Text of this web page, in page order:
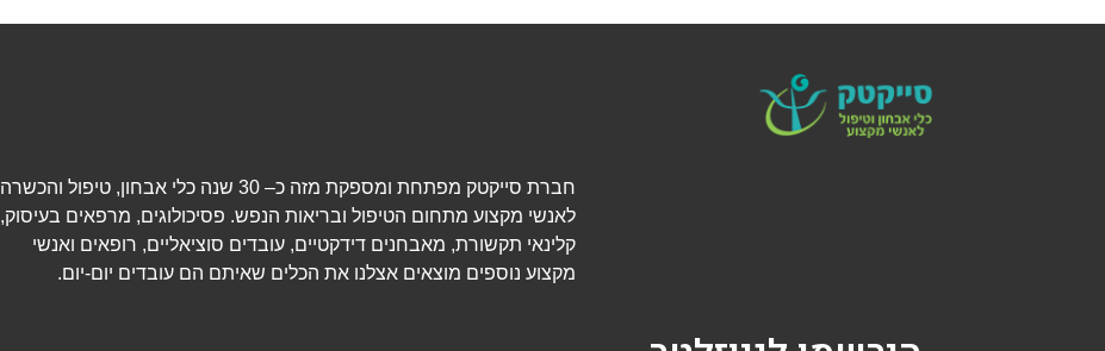
חברת סייקטק מפתחת ומספקת מזה כ– 30 שנה כלי אבחון, טיפול והכשרה
לאנשי מקצוע מתחום הטיפול ובריאות הנפש. פסיכולוגים, מרפאים בעיסוק,
קלינאי תקשורת, מאבחנים דידקטיים, עובדים סוציאליים, רופאים ואנשי
מקצוע נוספים מוצאים אצלנו את הכלים שאיתם הם עובדים יום-יום.